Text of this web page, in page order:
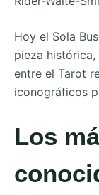
Hoy el Sola
pieza
entre el Tarot
iconográficos
Los